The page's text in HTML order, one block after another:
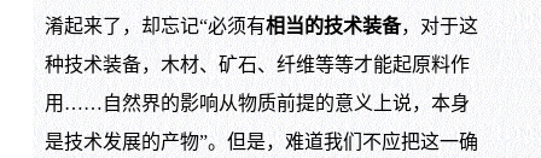
淆起来了，却忘记“必须有相当的技术装备，对于这
种技术装备，木材、矿石、纤维等等才能起原料作
用……自然界的影响从物质前提的意义上说，本身
是技术发展的产物”。但是，难道我们不应把这一确